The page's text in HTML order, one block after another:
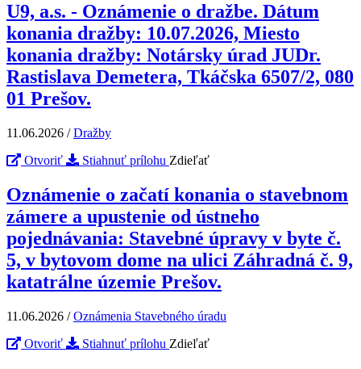
U9, a.s. - Oznámenie o dražbe. Dátum
konania dražby: 10.07.2026, Miesto
konania dražby: Notársky úrad JUDr.
Rastislava Demetera, Tkáčska 6507/2, 080
01 Prešov.
11.06.2026 /Dražby
Otvoriť
Stiahnuť prílohu Zdieľať
Oznámenie o začatí konania o stavebnom
zámere a upustenie od ústneho
pojednávania: Stavebné úpravy v byte č.
5, v bytovom dome na ulici Záhradná č. 9,
katatrálne územie Prešov.
11.06.2026 /Oznámenia Stavebného úradu
Otvoriť
Stiahnuť prílohu Zdieľať